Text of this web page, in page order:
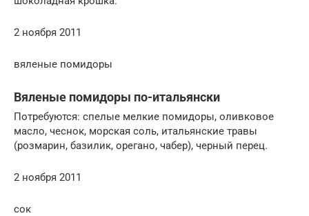
2 ноября 2011
вяленые помидоры
Вяленые помидоры по-итальянски
Потребуются: спелые мелкие помидоры, оливковое
масло, чеснок, морская соль, итальянские травы
(розмарин, базилик, орегано, чабер), черный перец.
2 ноября 2011
сок